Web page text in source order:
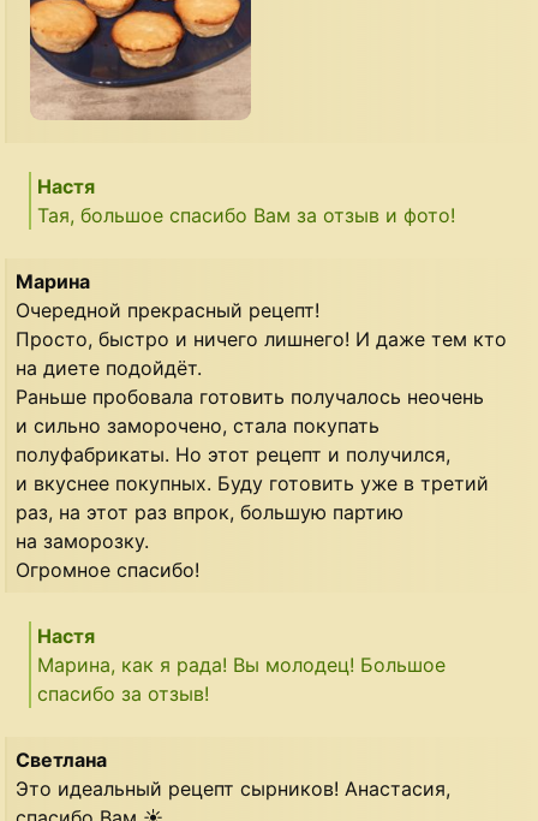
Настя
Тая, большое спасибо Вам за отзыв и фото!
Марина
Очередной прекрасный рецепт!
Просто, быстро и ничего лишнего! И даже тем кто
на диете подойдёт.
Раньше пробовала готовить получалось неочень
и сильно заморочено, стала покупать
полуфабрикаты. Но этот рецепт и получился,
и вкуснее покупных. Буду готовить уже в третий
раз, на этот раз впрок, большую партию
на заморозку.
Огромное спасибо!
Настя
Марина, как я рада! Вы молодец! Большое
спасибо за отзыв!
Светлана
Это идеальный рецепт сырников! Анастасия,